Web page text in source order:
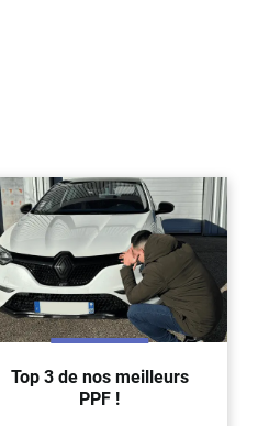
Top 3 de nos meilleurs
PPF !